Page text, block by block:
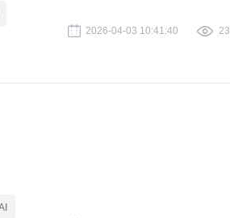
2026-04-03 10:41:40 23